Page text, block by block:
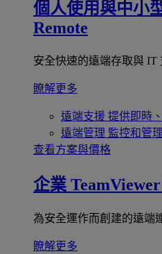
個人使用與中小
Remote
安全快速的遠端存取與 IT
瞭解更多
遠端支援 提供即時
遠端管理 監控和管
查看方案與價格
企業
為安全運作而創建的遠端
瞭解更多